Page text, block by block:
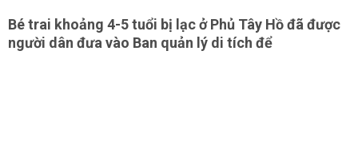
Bé trai khoảng 4-5 tuổi bị lạc ở Phủ Tây Hồ đã được
người dân đưa vào Ban quản lý di tích để